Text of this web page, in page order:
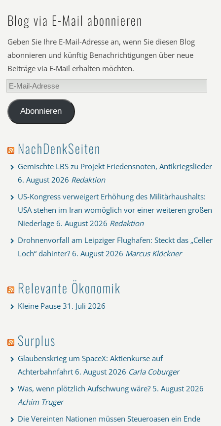
Blog via E-Mail abonnieren
Geben Sie Ihre E-Mail-Adresse an, wenn Sie diesen Blog
abonnieren und künftig Benachrichtigungen über neue
Beiträge via E-Mail erhalten möchten.
E-
Mail-
AdresseAbonnieren
NachDenkSeiten
Gemischte LBS zu Projekt Friedensnoten, Antikriegslieder
6. August 2026 Redaktion
US-Kongress verweigert Erhöhung des Militärhaushalts:
USA stehen im Iran womöglich vor einer weiteren großen
Niederlage 6. August 2026 Redaktion
Drohnenvorfall am Leipziger Flughafen: Steckt das „Celler
Loch“ dahinter? 6. August 2026 Marcus Klöckner
Relevante Ökonomik
Kleine Pause 31. Juli 2026
Surplus
Glaubenskrieg um SpaceX: Aktienkurse auf
Achterbahnfahrt 6. August 2026 Carla Coburger
Was, wenn plötzlich Aufschwung wäre? 5. August 2026
Achim Truger
Die Vereinten Nationen müssen Steueroasen ein Ende